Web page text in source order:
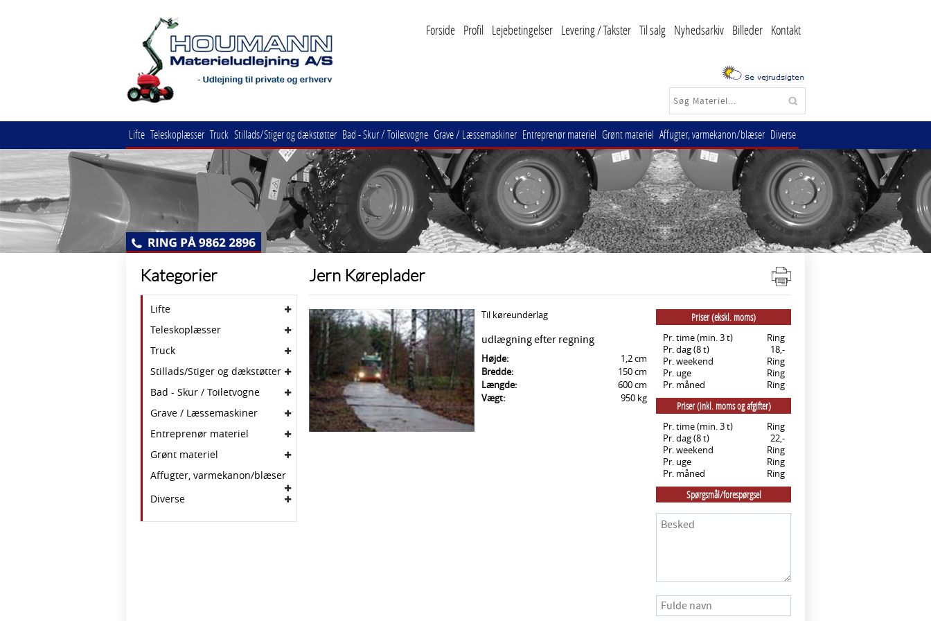
Forside Profil Lejebetingelser Levering / Takster Til salg Nyhedsarkiv Billeder Kontakt
Lifte Teleskoplæsser Truck Stillads/Stiger og dækstøtter Bad - Skur / Toiletvogne Grave / Læssemaskiner Entreprenør materiel Grønt materiel Affugter, varmekanon/blæser Diverse
Kategorier
Lifte
Teleskoplæsser
Truck
Stillads/Stiger og dækstøtter
Bad - Skur / Toiletvogne
Grave / Læssemaskiner
Entreprenør materiel
Grønt materiel
Affugter, varmekanon/blæser
Diverse
Jern Køreplader
Til køreunderlag
udlægning efter regning
Højde:
1,2 cm
Bredde:
150 cm
Længde:
600 cm
Vægt:
950 kg
Priser (ekskl. moms)
Pr. time (min. 3 t)
Ring
Pr. dag (8 t)
18,-
Pr. weekend
Ring
Pr. uge
Ring
Pr. måned
Ring
Priser (inkl. moms og afgifter)
Pr. time (min. 3 t)
Ring
Pr. dag (8 t)
22,-
Pr. weekend
Ring
Pr. uge
Ring
Pr. måned
Ring
Spørgsmål/forespørgsel